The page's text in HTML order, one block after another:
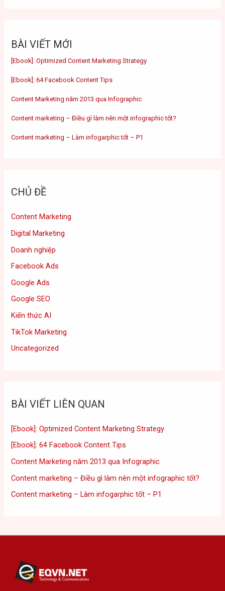
BÀI VIẾT MỚI
[Ebook]: Optimized Content Marketing Strategy
[Ebook]: 64 Facebook Content Tips
Content Marketing năm 2013 qua Infographic
Content marketing – Điều gì làm nên một infographic tốt?
Content marketing – Làm infogarphic tốt – P1
CHỦ ĐỀ
Content Marketing
Digital Marketing
Doanh nghiệp
Facebook Ads
Google Ads
Google SEO
Kiến thức AI
TikTok Marketing
Uncategorized
BÀI VIẾT LIÊN QUAN
[Ebook]: Optimized Content Marketing Strategy
[Ebook]: 64 Facebook Content Tips
Content Marketing năm 2013 qua Infographic
Content marketing – Điều gì làm nên một infographic tốt?
Content marketing – Làm infogarphic tốt – P1